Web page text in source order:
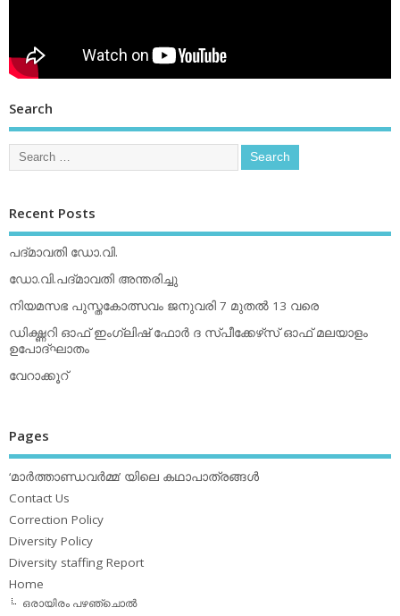
Search
Recent Posts
പദ്മാവതി ഡോ.വി.
ഡോ.വി.പദ്മാവതി അന്തരിച്ചു
നിയമസഭ പുസ്തകോത്സവം ജനുവരി 7 മുതല്‍ 13 വരെ
ഡിക്ഷ്ണറി ഓഫ് ഇംഗ്ലിഷ് ഫോര്‍ ദ സ്പീക്കേഴ്‌സ് ഓഫ് മലയാളം
ഉപോദ്ഘാതം
വേറാക്കൂറ്
Pages
‘മാര്‍ത്താണ്ഡവര്‍മ്മ’ യിലെ കഥാപാത്രങ്ങള്‍
Contact Us
Correction Policy
Diversity Policy
Diversity staffing Report
Home
ഒരായിരം പഴഞ്ചൊല്‍